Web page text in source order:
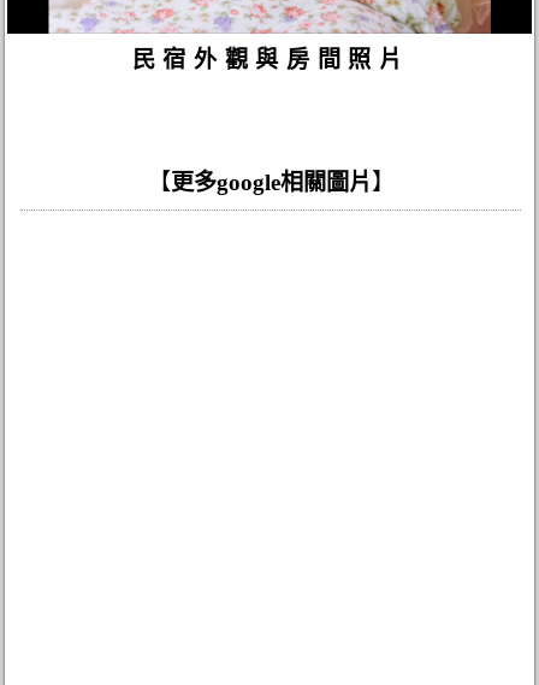
民宿外觀與房間照片
【更多google相關圖片 】